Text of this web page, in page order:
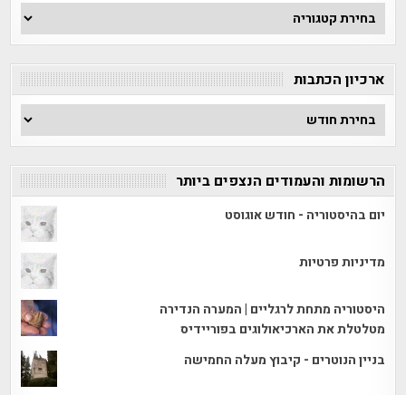
חפש
לפי
קטגוריה
ארכיון הכתבות
ארכיון
הכתבות
הרשומות והעמודים הנצפים ביותר
יום בהיסטוריה - חודש אוגוסט
מדיניות פרטיות
היסטוריה מתחת לרגליים | המערה הנדירה
מטלטלת את הארכיאולוגים בפוריידיס
בניין הנוטרים - קיבוץ מעלה החמישה